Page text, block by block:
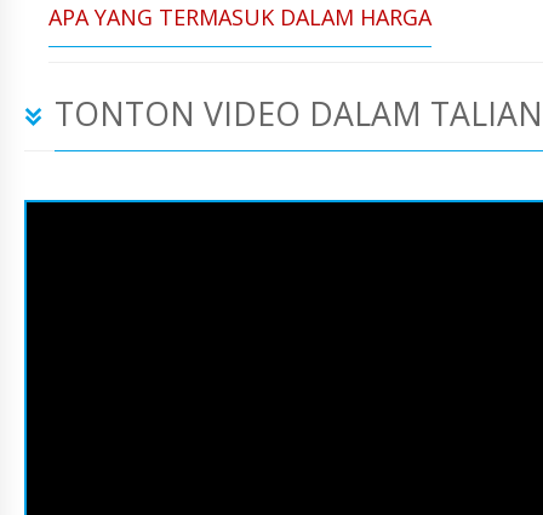
APA YANG TERMASUK DALAM HARGA
TONTON VIDEO DALAM TALIAN